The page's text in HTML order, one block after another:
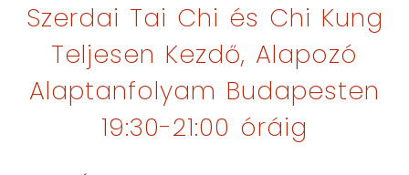
Szerdai Tai Chi és Chi Kung
Teljesen Kezdő, Alapozó
Alaptanfolyam Budapesten
19:30-21:00 óráig